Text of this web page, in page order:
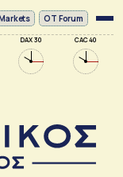
DAX 30 CAC 40
OT Forum